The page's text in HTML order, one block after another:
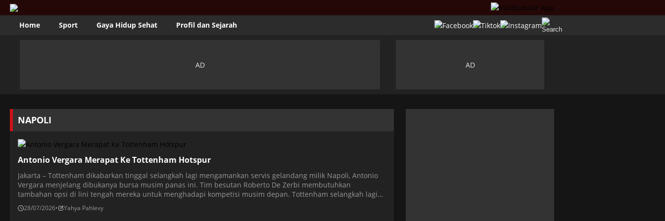
Home Sport Gaya Hidup Sehat Profil dan Sejarah
NAPOLI
Antonio Vergara Merapat Ke Tottenham Hotspur
Jakarta – Tottenham dikabarkan tinggal selangkah lagi mengamankan servis gelandang milik Napoli, Antonio
Vergara menjelang dibukanya bursa musim panas ini. Tim besutan Roberto De Zerbi membutuhkan
tambahan opsi di lini tengah mereka untuk menghadapi kompetisi musim depan. Tottenham selangkah lagi
mengamankan pemain rekrutan ketiga di musim panas ini setelah mengajukan tawaran yang tidak bisa
ditolak […]
28/07/2026• Yahya Pahlevy